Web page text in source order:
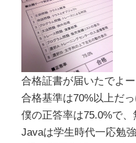
合格証書が届いたでよ
合格基準は70%以上だ
僕の正答率は75.0%で
Javaは学生時代一応勉